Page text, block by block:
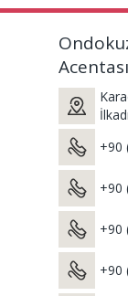
Acentası
+90
+90
+90
+90